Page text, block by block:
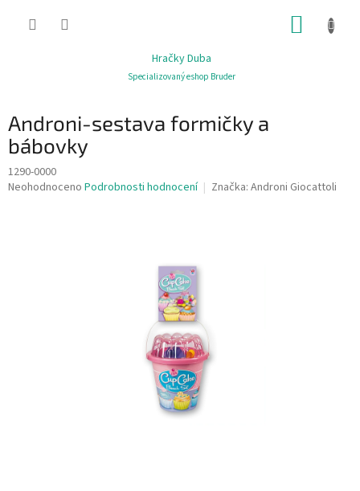
Hračky Duba
Specializovaný eshop Bruder
Androni-sestava formičky a
bábovky
1290-0000
Průměrné
Neohodnoceno Podrobnosti hodnocení Značka: Androni Giocattoli